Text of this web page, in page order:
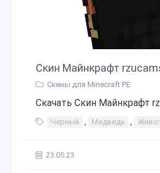
Скин Майнкрафт
Скины для Minecraft PE
Скачать Скин Майнкрафт
Черный , Медведь ,
23.05.23